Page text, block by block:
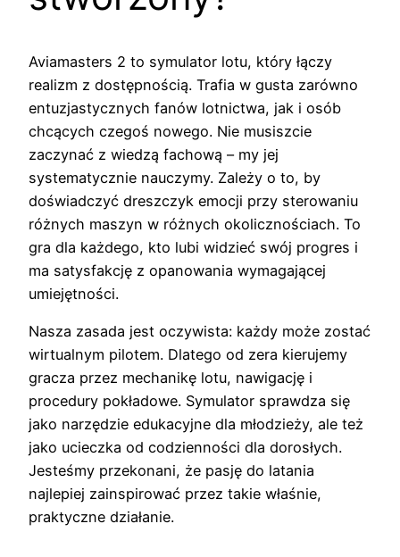
Aviamasters 2 to symulator lotu, który łączy
realizm z dostępnością. Trafia w gusta zarówno
entuzjastycznych fanów lotnictwa, jak i osób
chcących czegoś nowego. Nie musiszcie
zaczynać z wiedzą fachową – my jej
systematycznie nauczymy. Zależy o to, by
doświadczyć dreszczyk emocji przy sterowaniu
różnych maszyn w różnych okolicznościach. To
gra dla każdego, kto lubi widzieć swój progres i
ma satysfakcję z opanowania wymagającej
umiejętności.
Nasza zasada jest oczywista: każdy może zostać
wirtualnym pilotem. Dlatego od zera kierujemy
gracza przez mechanikę lotu, nawigację i
procedury pokładowe. Symulator sprawdza się
jako narzędzie edukacyjne dla młodzieży, ale też
jako ucieczka od codzienności dla dorosłych.
Jesteśmy przekonani, że pasję do latania
najlepiej zainspirować przez takie właśnie,
praktyczne działanie.